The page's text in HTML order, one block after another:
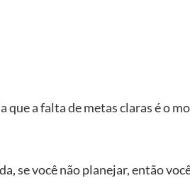
que a falta de metas claras é o
se você não planejar, então